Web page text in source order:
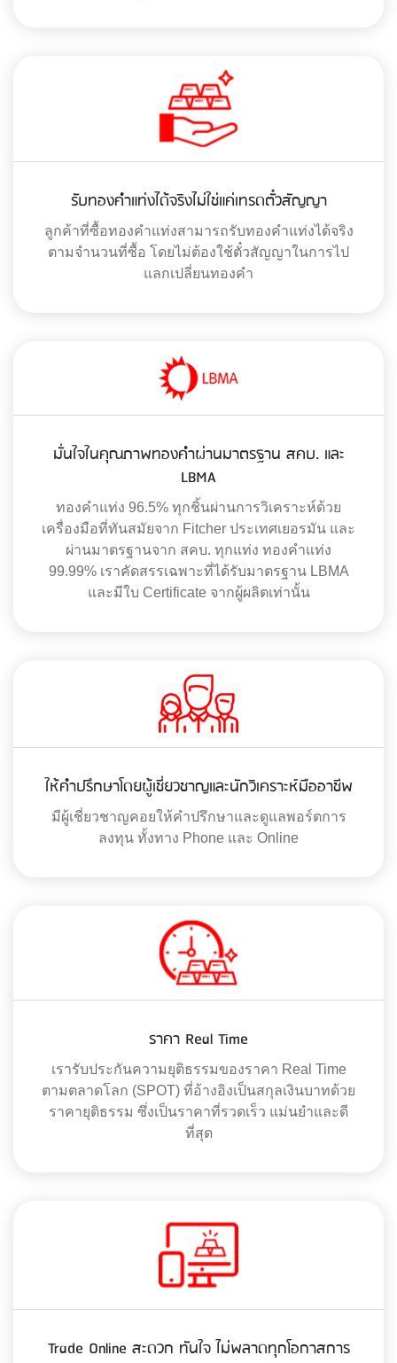
รับทองคำแท่งได้จริงไม่ใช่แค่เทรดตั๋วสัญญา
ลูกค้าที่ซื้อทองคำแท่งสามารถรับทองคำแท่งได้จริง
ตามจำนวนที่ซื้อ โดยไม่ต้องใช้ตั๋วสัญญาในการไป
แลกเปลี่ยนทองคำ
มั่นใจในคุณภาพทองคำผ่านมาตรฐาน สคบ. และ
LBMA
ทองคำแท่ง 96.5% ทุกชิ้นผ่านการวิเคราะห์ด้วย
เครื่องมือที่ทันสมัยจาก Fitcher ประเทศเยอรมัน และ
ผ่านมาตรฐานจาก สคบ. ทุกแท่ง ทองคำแท่ง
99.99% เราคัดสรรเฉพาะที่ได้รับมาตรฐาน LBMA
และมีใบ Certificate จากผู้ผลิตเท่านั้น
ให้คำปรึกษาโดยผู้เชี่ยวชาญและนักวิเคราะห์มืออาชีพ
มีผู้เชี่ยวชาญคอยให้คำปรึกษาและดูแลพอร์ตการ
ลงทุน ทั้งทาง Phone และ Online
ราคา Real Time
เรารับประกันความยุติธรรมของราคา Real Time
ตามตลาดโลก (SPOT) ที่อ้างอิงเป็นสกุลเงินบาทด้วย
ราคายุติธรรม ซึ่งเป็นราคาที่รวดเร็ว แม่นยำและดี
ที่สุด
Trade Online สะดวก ทันใจ ไม่พลาดทุกโอกาสการ